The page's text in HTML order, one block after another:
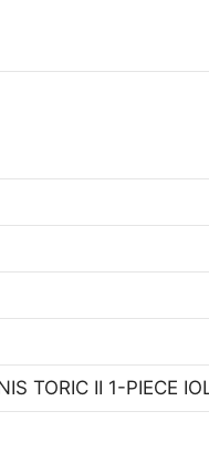
TORIC II 1-PIECE